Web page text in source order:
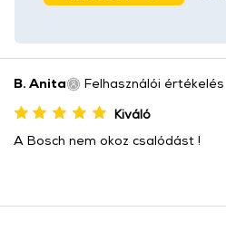
B. Anita Felhasználói értékelés
Kiváló
A Bosch nem okoz csalódást !